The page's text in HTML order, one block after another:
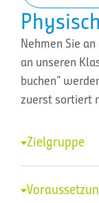
Nehmen Sie
an unseren
buchen”
zuerst sortiert
Zielgruppe